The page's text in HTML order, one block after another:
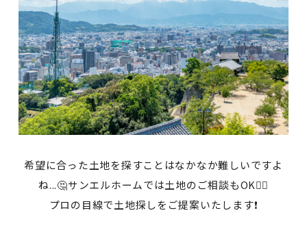
希望に合った土地を探すことはなかなか難しいですよ
ね...🤔サンエルホームでは土地のご相談もOK🙆‍♂️
プロの目線で土地探しをご提案いたします❗